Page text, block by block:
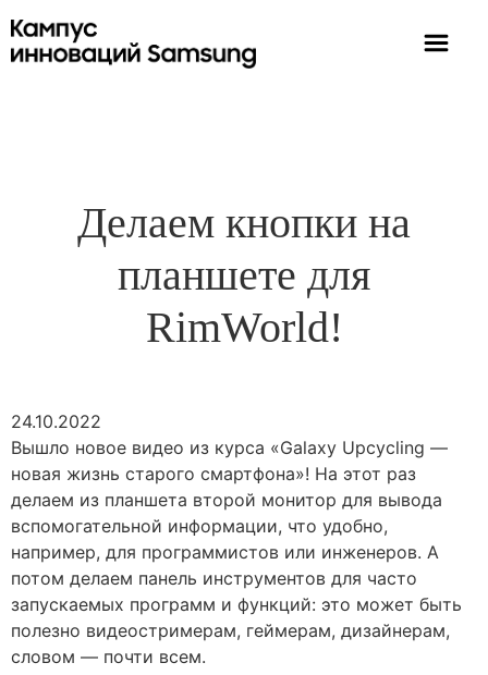
Делаем кнопки на
планшете для
RimWorld!
24.10.2022
Вышло новое видео из курса «Galaxy Upcycling —
новая жизнь старого смартфона»! На этот раз
делаем из планшета второй монитор для вывода
вспомогательной информации, что удобно,
например, для программистов или инженеров. А
потом делаем панель инструментов для часто
запускаемых программ и функций: это может быть
полезно видеостримерам, геймерам, дизайнерам,
словом — почти всем.